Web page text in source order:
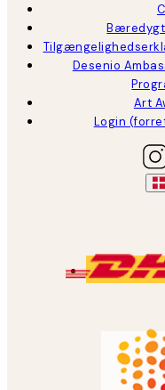
Desenio
Art
Login